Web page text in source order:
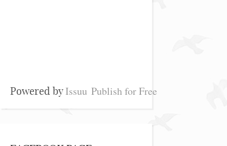
Powered byIssuu Publish for Free